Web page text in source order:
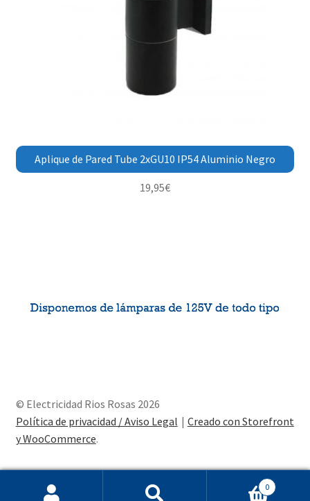
Aplique de Pared Tube 2xGU10 IP54 Aluminio Negro
19,95€
© Electricidad Rios Rosas 2026
Política de privacidad / Aviso Legal
Creado con Storefront
y WooCommerce.
0